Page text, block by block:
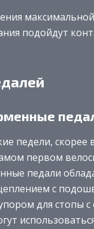
подойдут
педели, скорее
первом
педали
с
для стопы с